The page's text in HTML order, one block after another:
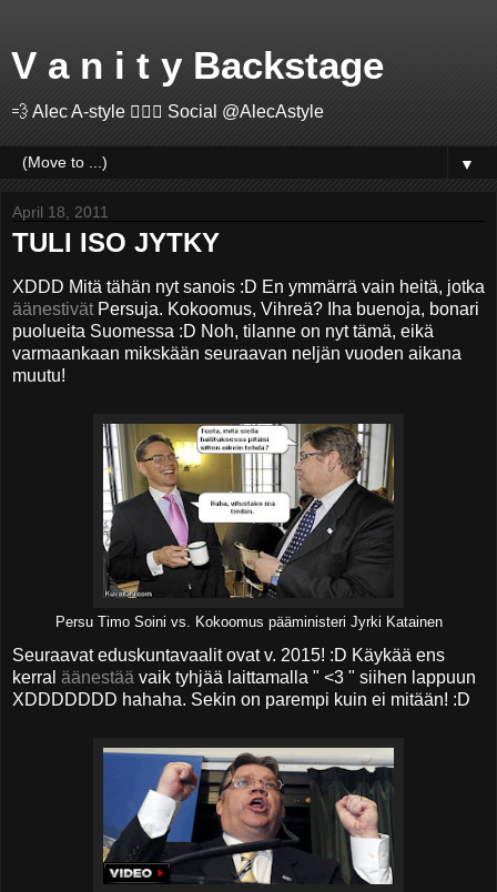
V a n i t y Backstage
💨 Alec A-style 🤽🏻‍♂️ Social @AlecAstyle
▼
April 18, 2011
TULI ISO JYTKY
XDDD Mitä tähän nyt sanois :D En ymmärrä vain heitä, jotka
äänestivät Persuja. Kokoomus, Vihreä? Iha buenoja, bonari
puolueita Suomessa :D Noh, tilanne on nyt tämä, eikä
varmaankaan mikskään seuraavan neljän vuoden aikana
muutu!
Persu Timo Soini vs. Kokoomus pääministeri Jyrki Katainen
Seuraavat eduskuntavaalit ovat v. 2015! :D Käykää ens
kerral äänestää vaik tyhjää laittamalla " <3 " siihen lappuun
XDDDDDDD hahaha. Sekin on parempi kuin ei mitään! :D